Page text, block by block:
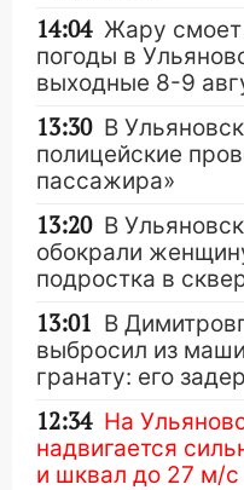
14:04 Жару смоет
погоды в
выходные 8-9
13:30 В
полицейские
пассажира»
13:20 В
обокрали
подростка в
13:01 В
выбросил из
гранату: его
12:34 На
надвигается
и шквал до 27 м/с